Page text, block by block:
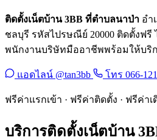
ติดตั้งเน็ตบ้าน 3BB ที่ตำบลนาป่า อำ
ชลบุรี รหัสไปรษณีย์ 20000 ติดตั้งฟรี
พนักงานบริษัทมืออาชีพพร้อมให้บริ
แอดไลน์ @tan3bb โทร 066-
ฟรีค่าแรกเข้า · ฟรีค่าติดตั้ง · ฟรีค่า
บริการติดตั้งเน็ตบ้าน